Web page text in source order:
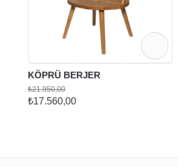
KÖPRÜ BERJER
₺17.560,00
₺21.950,00